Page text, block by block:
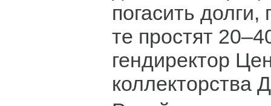
погасить
те простят
гендиректор
коллекторства